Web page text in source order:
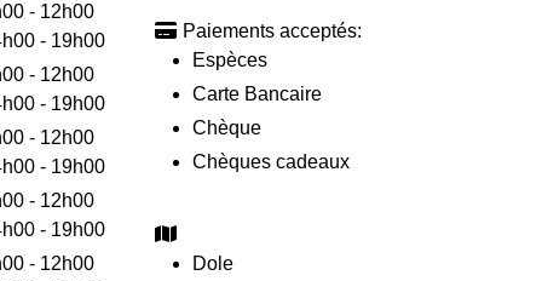
- 12h00
- 19h00
- 12h00
- 19h00
- 12h00
- 19h00
- 12h00
- 19h00
- 12h00
Paiements acceptés:
Espèces
Carte Bancaire
Chèque
Chèques cadeaux
Dole